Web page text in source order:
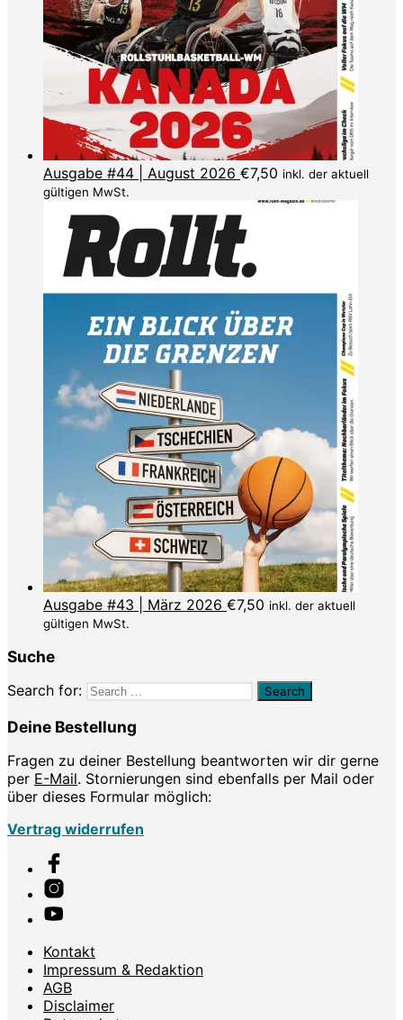
Ausgabe #44 | August 2026 €7,50 inkl. der aktuell
gültigen MwSt.
Ausgabe #43 | März 2026 €7,50 inkl. der aktuell
gültigen MwSt.
Suche
Search for:
Deine Bestellung
Fragen zu deiner Bestellung beantworten wir dir gerne
per E-Mail. Stornierungen sind ebenfalls per Mail oder
über dieses Formular möglich:
Vertrag widerrufen
Kontakt
Impressum & Redaktion
AGB
Disclaimer